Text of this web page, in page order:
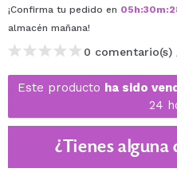
¡Confirma tu pedido en 05h:30m:
almacén mañana!
0 comentario(s)
Este producto ha sido
24
¿Tienes alguna